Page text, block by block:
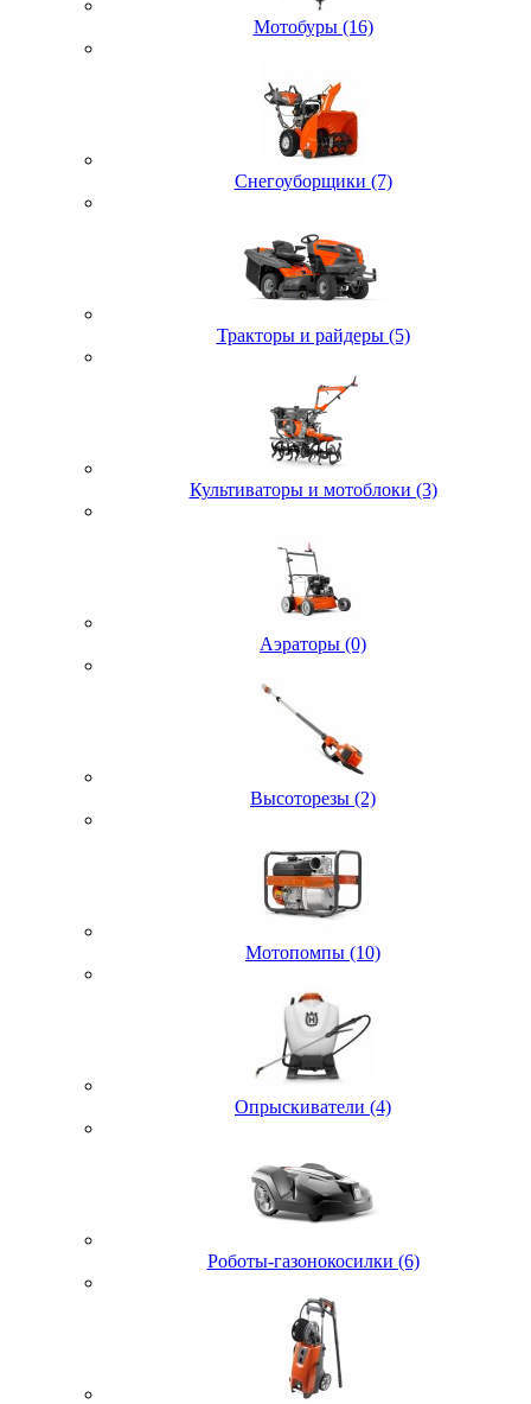
Мотобуры (16)
Снегоуборщики (7)
Тракторы и райдеры (5)
Культиваторы и мотоблоки (3)
Аэраторы (0)
Высоторезы (2)
Мотопомпы (10)
Опрыскиватели (4)
Роботы-газонокосилки (6)